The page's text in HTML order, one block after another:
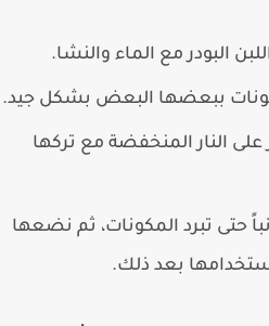
البودر مع الماء والنشا.
ببعضها البعض بشكل جيد.
النار المنخفضة مع تركها
حتى تبرد المكونات، ثم نضعها
بعد ذلك.